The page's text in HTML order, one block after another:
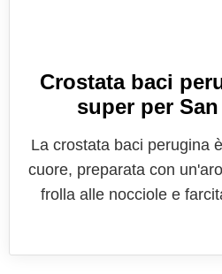
Crostata baci
super per
La crostata baci perugina
cuore, preparata con
frolla alle nocciole e
crema al cioccolato,
consistente, che si